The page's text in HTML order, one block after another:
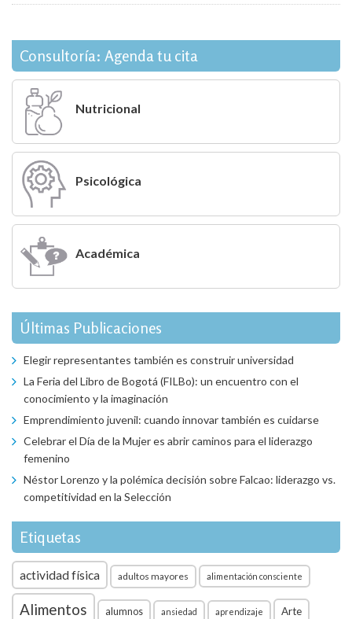
Consultoría: Agenda tu cita
Nutricional
Psicológica
Académica
Últimas Publicaciones
Elegir representantes también es construir universidad
La Feria del Libro de Bogotá (FILBo): un encuentro con el
conocimiento y la imaginación
Emprendimiento juvenil: cuando innovar también es cuidarse
Celebrar el Día de la Mujer es abrir caminos para el liderazgo
femenino
Néstor Lorenzo y la polémica decisión sobre Falcao: liderazgo vs.
competitividad en la Selección
Etiquetas
actividad física adultos mayores alimentación consciente
Alimentos alumnos ansiedad aprendizaje Arte